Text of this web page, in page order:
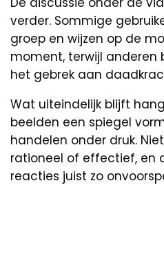
verder. Sommige
groep en wijzen op de
moment, terwijl anderen
het gebrek aan
Wat uiteindelijk blijft
beelden een spiegel
handelen onder druk.
rationeel of effectief, en
reacties juist zo